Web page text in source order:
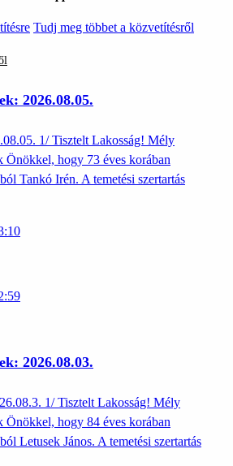
Tudj meg többet a közvetítésről
2026.08.05.
1/ Tisztelt Lakosság! Mély
Önökkel, hogy 73 éves korában
Tankó Irén. A temetési szertartás
2026.08.03.
1/ Tisztelt Lakosság! Mély
Önökkel, hogy 84 éves korában
Letusek János. A temetési szertartás